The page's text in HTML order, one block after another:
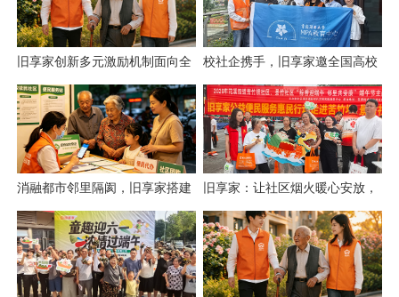
旧享家创新多元激励机制面向全
城招募社区志愿者
校社企携手，旧享家邀全国高校
共建“智慧社区+实践育人”新生态
消融都市邻里隔阂，旧享家搭建
数字化桥梁，打通公益帮扶与社
区需
旧享家：让社区烟火暖心安放，
让邻里温情岁岁相伴